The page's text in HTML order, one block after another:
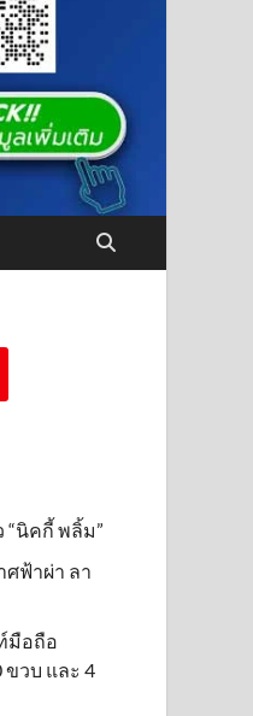
นิคกี้ พลิ้ม”
ศฟ้าผ่า ลา
มือถือ
ขวบ และ 4